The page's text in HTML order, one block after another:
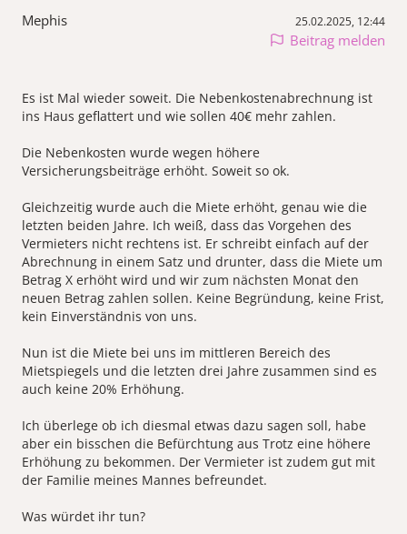
Mephis 25.02.2025, 12:44
Beitrag melden
Es ist Mal wieder soweit. Die Nebenkostenabrechnung ist
ins Haus geflattert und wie sollen 40€ mehr zahlen.
Die Nebenkosten wurde wegen höhere
Versicherungsbeiträge erhöht. Soweit so ok.
Gleichzeitig wurde auch die Miete erhöht, genau wie die
letzten beiden Jahre. Ich weiß, dass das Vorgehen des
Vermieters nicht rechtens ist. Er schreibt einfach auf der
Abrechnung in einem Satz und drunter, dass die Miete um
Betrag X erhöht wird und wir zum nächsten Monat den
neuen Betrag zahlen sollen. Keine Begründung, keine Frist,
kein Einverständnis von uns.
Nun ist die Miete bei uns im mittleren Bereich des
Mietspiegels und die letzten drei Jahre zusammen sind es
auch keine 20% Erhöhung.
Ich überlege ob ich diesmal etwas dazu sagen soll, habe
aber ein bisschen die Befürchtung aus Trotz eine höhere
Erhöhung zu bekommen. Der Vermieter ist zudem gut mit
der Familie meines Mannes befreundet.